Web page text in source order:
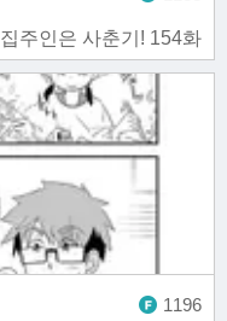
집주인은 사춘기! 154화
1196